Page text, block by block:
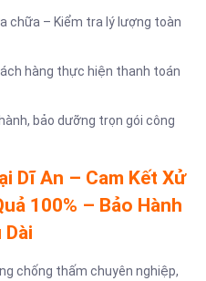
chữa – Kiểm tra lý lượng toàn
hàng thực hiện thanh toán
bảo dưỡng trọn gói công
Dĩ An – Cam Kết Xử
100% – Bảo Hành
Dài
chống thấm chuyên nghiệp,